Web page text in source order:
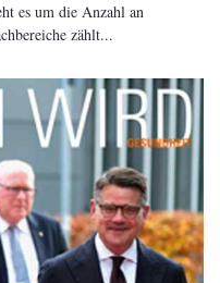
es um die Anzahl an
zählt